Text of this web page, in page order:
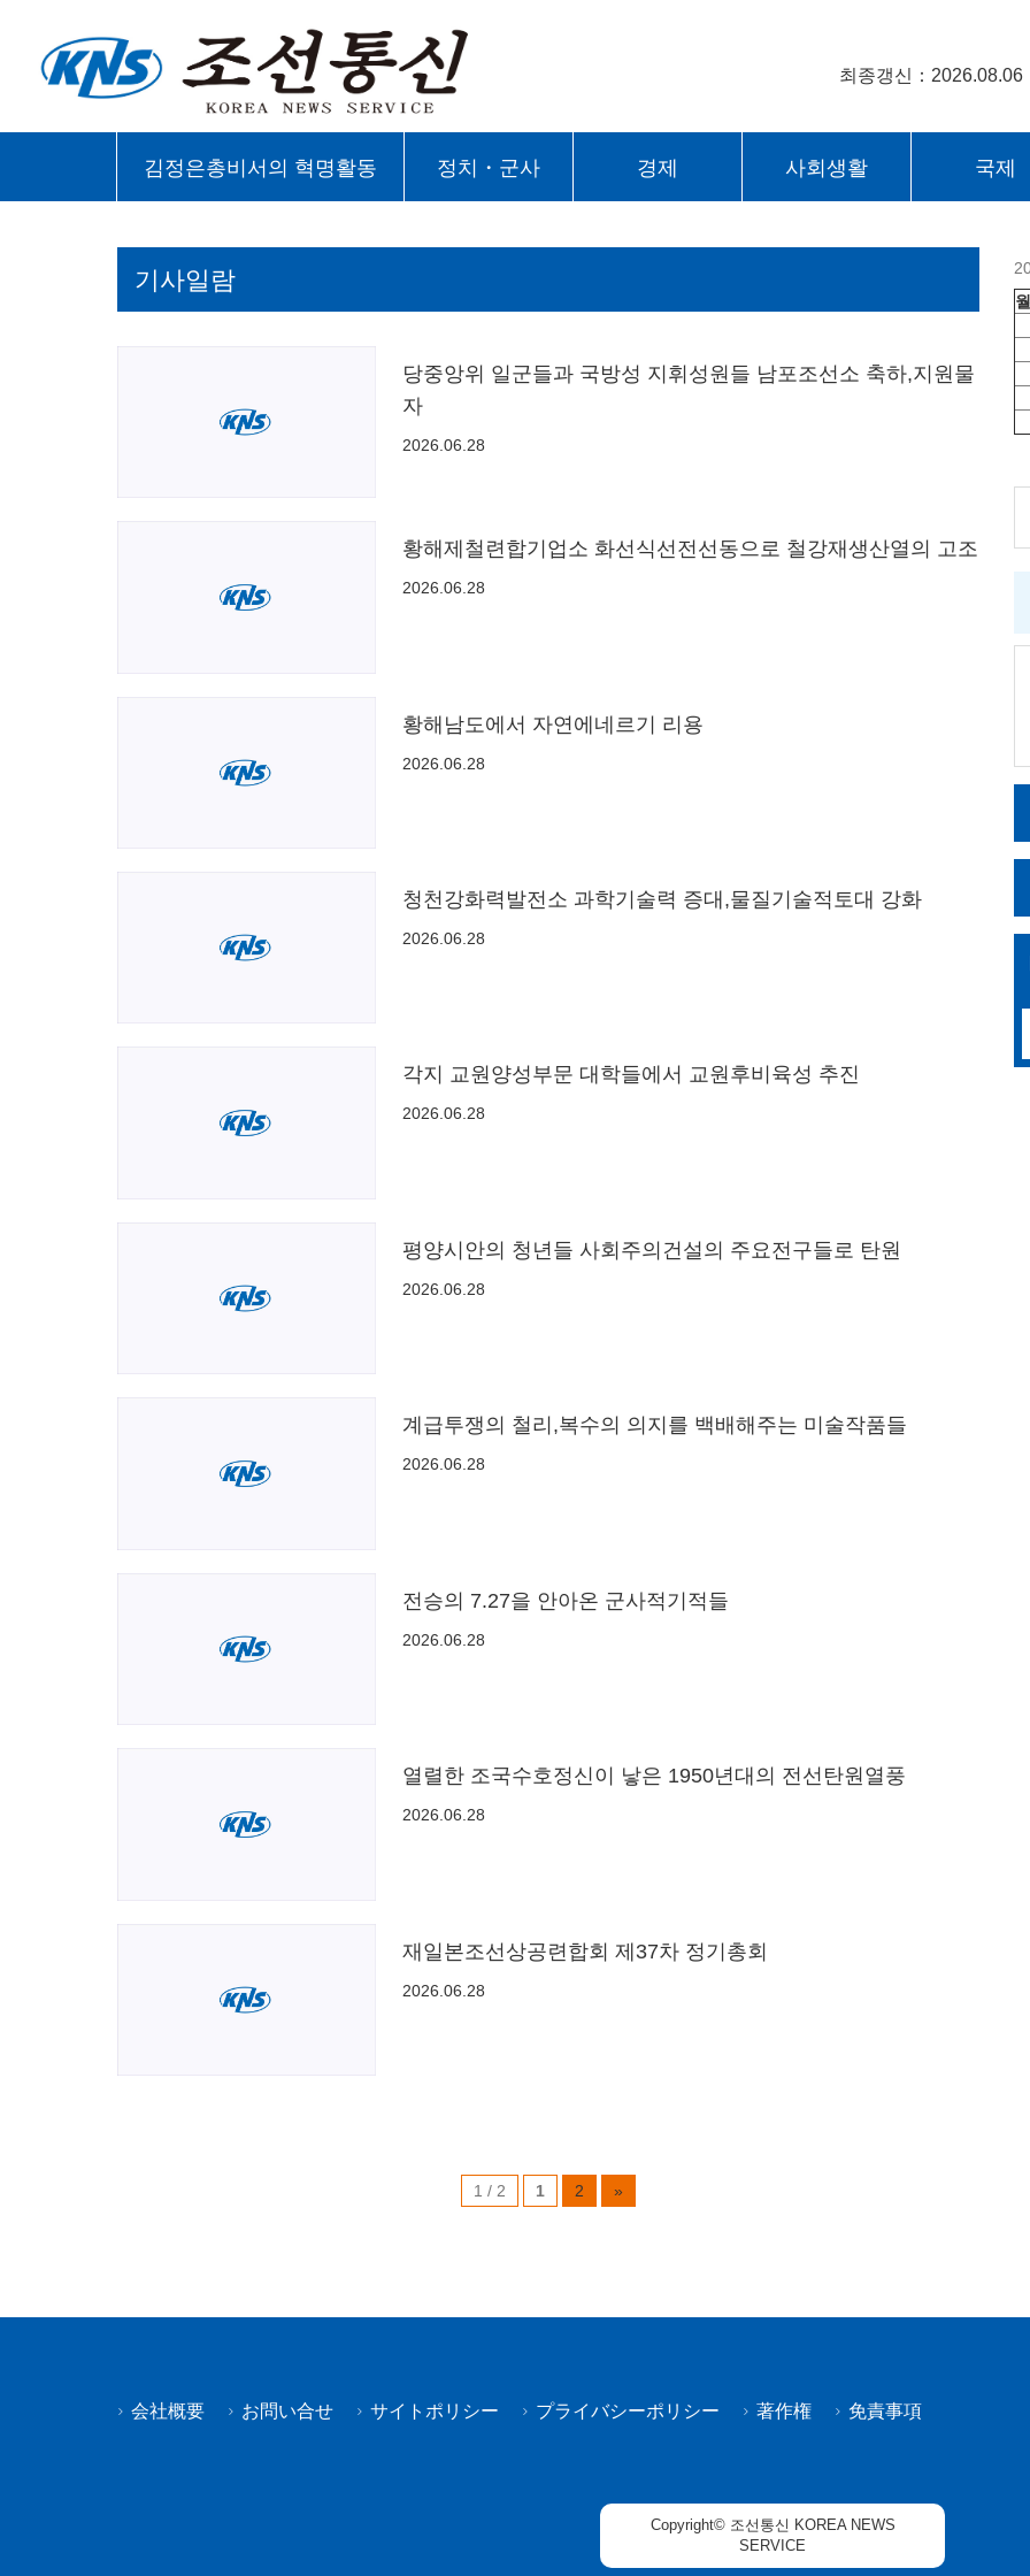
최종갱신：2026.08.06
김정은총비서의 혁명활동 정치・군사 경제 사회생활 국제
기사일람
당중앙위 일군들과 국방성 지휘성원들 남포조선소 축하,지원물
자
2026.06.28
황해제철련합기업소 화선식선전선동으로 철강재생산열의 고조
2026.06.28
황해남도에서 자연에네르기 리용
2026.06.28
청천강화력발전소 과학기술력 증대,물질기술적토대 강화
2026.06.28
각지 교원양성부문 대학들에서 교원후비육성 추진
2026.06.28
평양시안의 청년들 사회주의건설의 주요전구들로 탄원
2026.06.28
계급투쟁의 철리,복수의 의지를 백배해주는 미술작품들
2026.06.28
전승의 7.27을 안아온 군사적기적들
2026.06.28
열렬한 조국수호정신이 낳은 1950년대의 전선탄원열풍
2026.06.28
재일본조선상공련합회 제37차 정기총회
2026.06.28
1 / 2 1 2 »
월
会社概要 お問い合せ サイトポリシー プライバシーポリシー 著作権 免責事項
Copyright© 조선통신 KOREA NEWS
SERVICE